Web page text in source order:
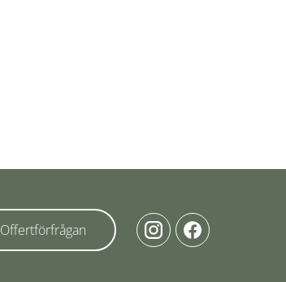
Offertförfrågan